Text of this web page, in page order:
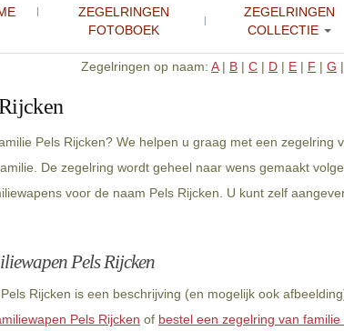
ZEGELRINGEN
FOTOBOEK
ZEGELRINGEN
COLLECTIE
Zegelringen op naam: A| B | C | D | E | F | G |
Pels Rijcken? We helpen u graag met een
De zegelring wordt geheel naar wens gemaakt
voor de naam Pels Rijcken. U kunt zelf
Pels Rijcken
Rijcken is een beschrijving (en mogelijk ook
Pels Rijcken of bestel een zegelring van familie